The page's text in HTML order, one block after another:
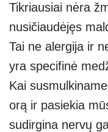
Tikriausiai nėra
nusičiaudėjęs
Tai ne alergija ir
yra specifinė
Kai
orą ir pasiekia
sudirgina nervų